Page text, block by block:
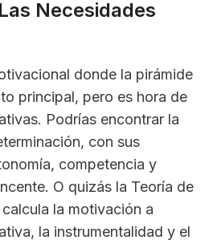
Necesidades
donde la pirámide
principal, pero es hora de
Podrías encontrar la
con sus
competencia y
O quizás la Teoría de
la motivación a
la instrumentalidad y el